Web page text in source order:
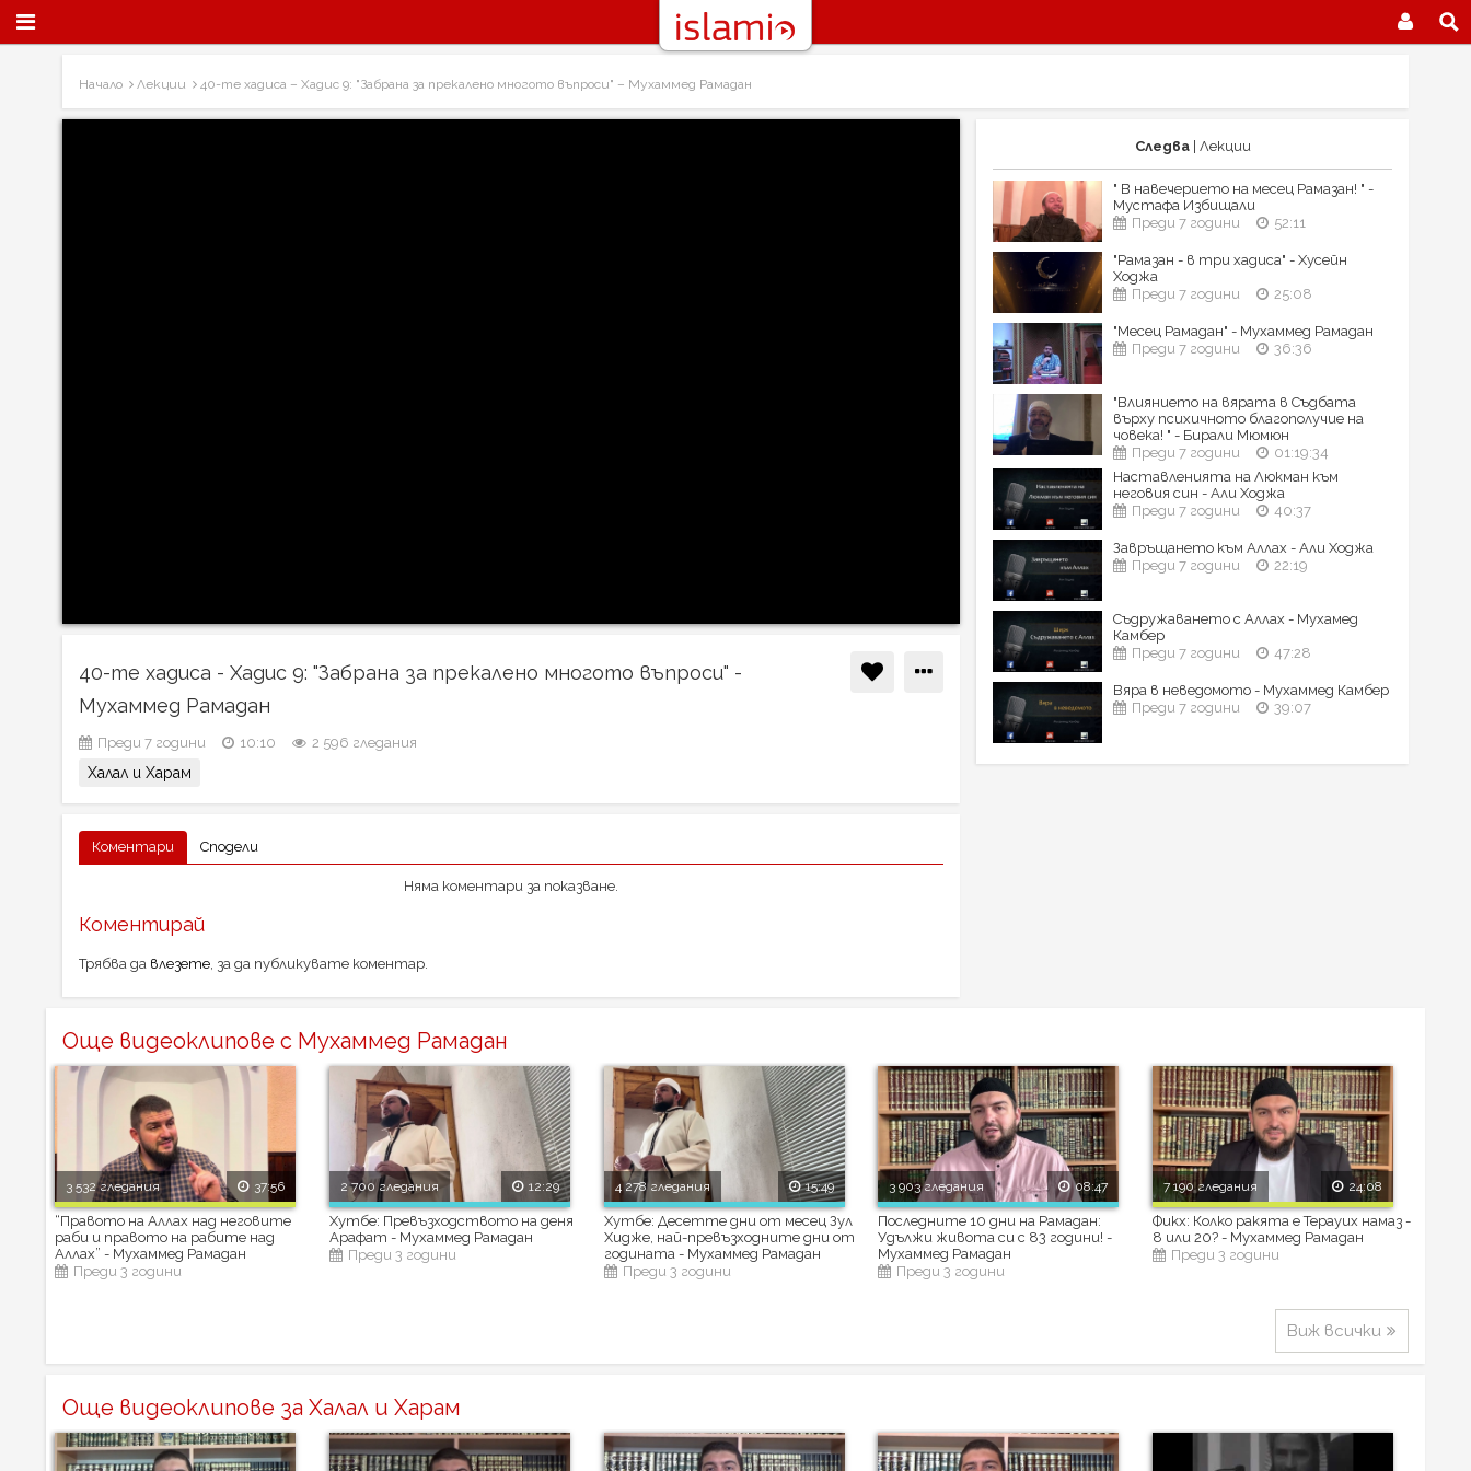
Начало Лекции 40-те хадиса – Хадис 9: "Забрана за прекалено многото въпроси" – Мухаммед Рамадан
40-те хадиса - Хадис 9: "Забрана за прекалено многото въпроси" -
Мухаммед Рамадан
Преди 7 години 10:10 2 596 гледания
Халал и Харам
Коментари Сподели
Няма коментари за показване.
Коментирай
Трябва да влезете, за да публикувате коментар.
Следва| Лекции
" В навечерието на месец Рамазан! " -
Мустафа Избищали
Преди 7 години
52:11
"Рамазан - в три хадиса" - Хусейн
Ходжа
Преди 7 години
25:08
"Месец Рамадан" - Мухаммед Рамадан
Преди 7 години
36:36
"Влиянието на вярата в Съдбата
върху психичното благополучие на
човека! " - Бирали Мюмюн
Преди 7 години
01:19:34
Наставленията на Люкман към
неговия син - Али Ходжа
Преди 7 години
40:37
Завръщането към Аллах - Али Ходжа
Преди 7 години
22:19
Съдружаването с Аллах - Мухамед
Камбер
Преди 7 години
47:28
Вяра в неведомото - Мухаммед Камбер
Преди 7 години
39:07
Още видеоклипове с Мухаммед Рамадан
3 532 гледания 37:56
“Правото на Аллах над неговите
раби и правото на рабите над
Аллах” - Мухаммед Рамадан
Преди 3 години
2 700 гледания 12:29
Хутбе: Превъзходството на деня
Арафат - Мухаммед Рамадан
Преди 3 години
4 278 гледания 15:49
Хутбе: Десетте дни от месец Зул
Хидже, най-превъзходните дни от
годината - Мухаммед Рамадан
Преди 3 години
3 903 гледания 08:47
Последните 10 дни на Рамадан:
Удължи живота си с 83 години! -
Мухаммед Рамадан
Преди 3 години
7 190 гледания 24:08
Фикх: Колко ракята е Терауих намаз -
8 или 20? - Мухаммед Рамадан
Преди 3 години
Виж всички
Още видеоклипове за Халал и Харам